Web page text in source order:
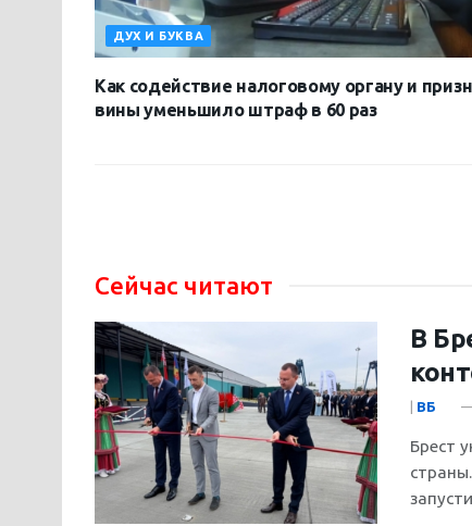
ДУХ И БУКВА
Как содействие налоговому органу и
вины уменьшило штраф в 60 раз
Сейчас читают
В
| ВБ
Брест